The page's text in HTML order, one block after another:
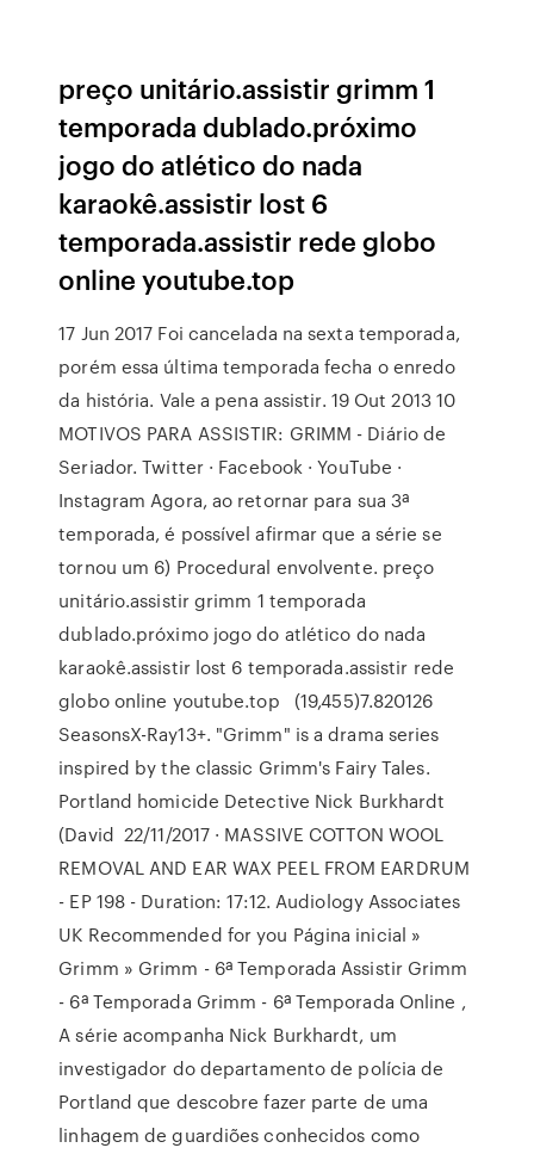
preço unitário.assistir grimm 1
temporada dublado.próximo
jogo do atlético do nada
karaokê.assistir lost 6
temporada.assistir rede globo
online youtube.top
17 Jun 2017 Foi cancelada na sexta temporada,
porém essa última temporada fecha o enredo
da história. Vale a pena assistir. 19 Out 2013 10
MOTIVOS PARA ASSISTIR: GRIMM - Diário de
Seriador. Twitter · Facebook · YouTube ·
Instagram Agora, ao retornar para sua 3ª
temporada, é possível afirmar que a série se
tornou um 6) Procedural envolvente. preço
unitário.assistir grimm 1 temporada
dublado.próximo jogo do atlético do nada
karaokê.assistir lost 6 temporada.assistir rede
globo online youtube.top (19,455)7.820126
SeasonsX-Ray13+. "Grimm" is a drama series
inspired by the classic Grimm's Fairy Tales.
Portland homicide Detective Nick Burkhardt
(David 22/11/2017 · MASSIVE COTTON WOOL
REMOVAL AND EAR WAX PEEL FROM EARDRUM
- EP 198 - Duration: 17:12. Audiology Associates
UK Recommended for you Página inicial »
Grimm » Grimm - 6ª Temporada Assistir Grimm
- 6ª Temporada Grimm - 6ª Temporada Online ,
A série acompanha Nick Burkhardt, um
investigador do departamento de polícia de
Portland que descobre fazer parte de uma
linhagem de guardiões conhecidos como